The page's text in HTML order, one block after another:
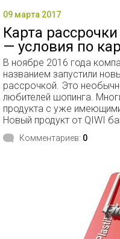
09 марта 2017
Карта
— условия по
В ноябре 2016 года
названием запустили
рассрочкой. Это
любителей шопинга.
продукта с уже
Новый продукт от QIWI
Комментариев: 0